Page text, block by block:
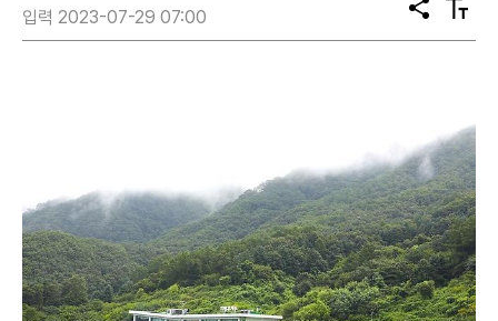
입력 2023-07-29 07:00
공
유
텍
스